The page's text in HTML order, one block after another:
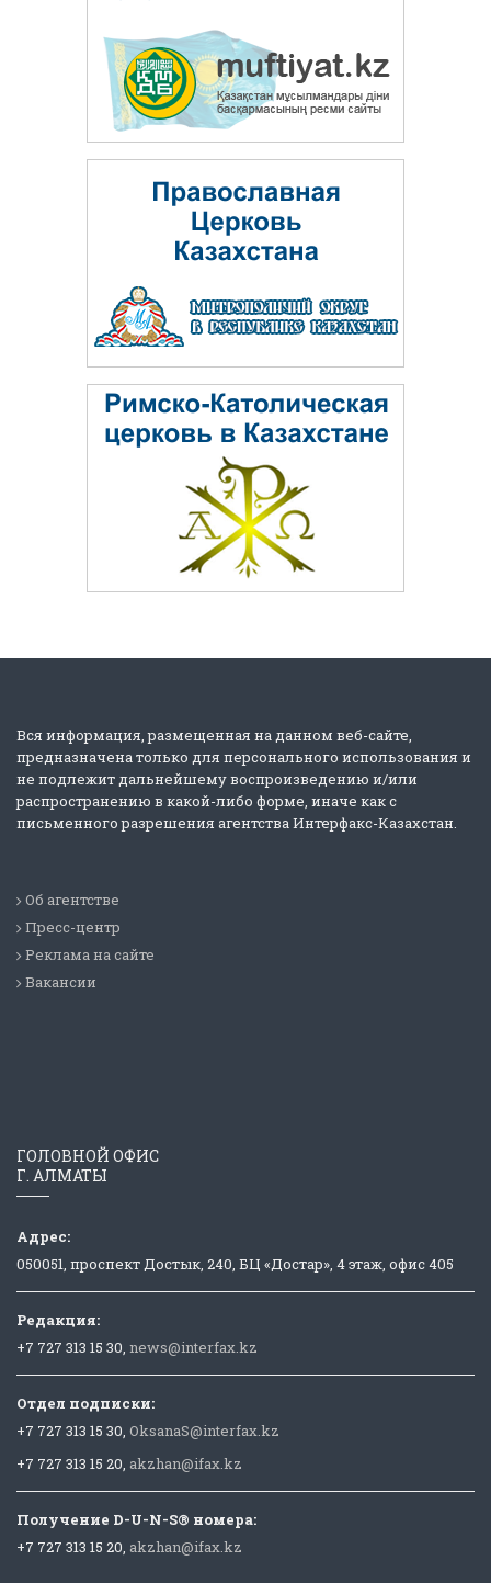
Вся информация, размещенная на данном веб-сайте,
предназначена только для персонального использования и
не подлежит дальнейшему воспроизведению и/или
распространению в какой-либо форме, иначе как с
письменного разрешения агентства Интерфакс-Казахстан.
Об агентстве
Пресс-центр
Реклама на сайте
Вакансии
ГОЛОВНОЙ ОФИС
Г. АЛМАТЫ
Адрес:
050051, проспект Достык, 240, БЦ «Достар», 4 этаж, офис 405
Редакция:
+7 727 313 15 30, news@interfax.kz
Отдел подписки:
+7 727 313 15 30, OksanaS@interfax.kz
+7 727 313 15 20, akzhan@ifax.kz
Получение D-U-N-S® номера:
+7 727 313 15 20, akzhan@ifax.kz